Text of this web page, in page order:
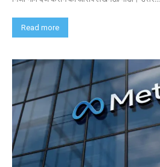
Read more